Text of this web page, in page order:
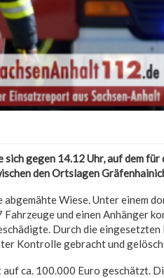
sich gegen 14.12 Uhr, auf dem
den Ortslagen
abgemähte Wiese. Unter einem
Fahrzeuge und einen Anhänger
Durch die eingesetzten
Kontrolle gebracht und
ca. 100.000 Euro geschätzt.